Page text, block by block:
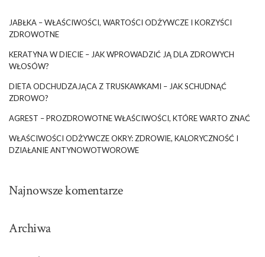
JABŁKA – WŁAŚCIWOŚCI, WARTOŚCI ODŻYWCZE I KORZYŚCI
ZDROWOTNE
KERATYNA W DIECIE – JAK WPROWADZIĆ JĄ DLA ZDROWYCH
WŁOSÓW?
DIETA ODCHUDZAJĄCA Z TRUSKAWKAMI – JAK SCHUDNĄĆ
ZDROWO?
AGREST – PROZDROWOTNE WŁAŚCIWOŚCI, KTÓRE WARTO ZNAĆ
WŁAŚCIWOŚCI ODŻYWCZE OKRY: ZDROWIE, KALORYCZNOŚĆ I
DZIAŁANIE ANTYNOWOTWOROWE
Najnowsze komentarze
Archiwa